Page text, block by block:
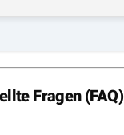
Fragen (FAQ)